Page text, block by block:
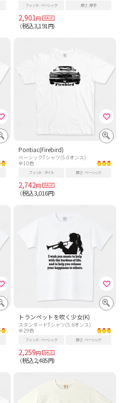
フィット ベーシック 厚さ 厚手
2,901円
（税込3,191円）
Pontiac(Firebird)
ベーシックTシャツ(5.0オンス)
全10色
フィット タイト 厚さ ベーシック
2,742円
（税込3,016円）
トランペットを吹く少女(K)
スタンダードTシャツ(5.6オンス)
全29色
フィット ベーシック 厚さ ベーシック
2,259円
（税込2,485円）